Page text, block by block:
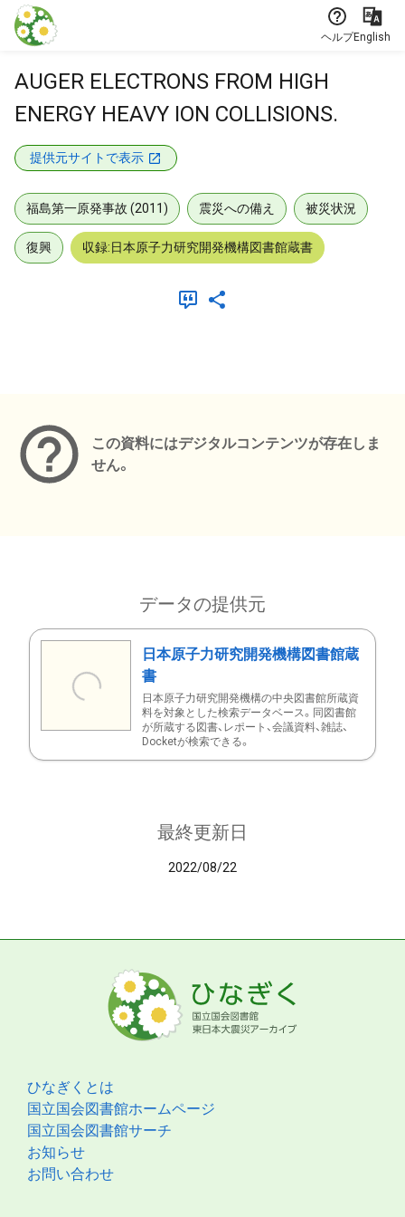
本文に飛ぶ
ヘルプEnglish
AUGER ELECTRONS FROM HIGH
ENERGY HEAVY ION COLLISIONS.
提供元サイトで表示
福島第一原発事故 (2011) 震災への備え 被災状況
復興 収録:日本原子力研究開発機構図書館蔵書
この資料にはデジタルコンテンツが存在しま
せん。
データの提供元
日本原子力研究開発機構図書館蔵
書
日本原子力研究開発機構の中央図書館所蔵資
料を対象とした検索データベース。同図書館
が所蔵する図書、レポート、会議資料、雑誌、
Docketが検索できる。
最終更新日
2022/08/22
ひなぎくとは
国立国会図書館ホームページ
国立国会図書館サーチ
お知らせ
お問い合わせ